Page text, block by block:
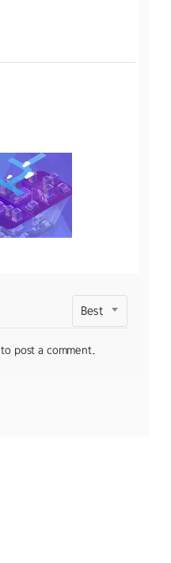
Best
to post a comment.